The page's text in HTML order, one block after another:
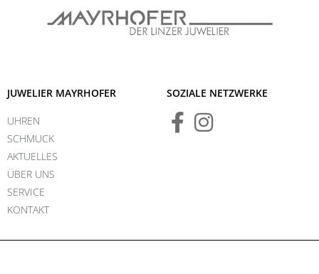
JUWELIER MAYRHOFER
UHREN
SCHMUCK
AKTUELLES
ÜBER UNS
SERVICE
KONTAKT
SOZIALE NETZWERKE